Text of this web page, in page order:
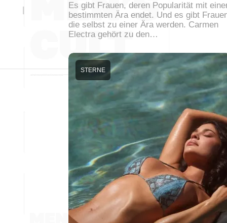
Es gibt Frauen, deren Popularität mit
bestimmten Ära endet. Und es gibt
die selbst zu einer Ära werden. Carmen
Electra gehört zu den…
STERNE